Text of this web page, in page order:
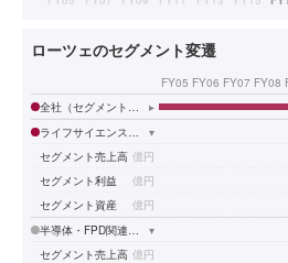
ローツェのセグメント変遷
FY05 FY06 FY07 FY08
▸
▾
セグメント売上高 億円
セグメント利益
億円
セグメント資産
億円
▾
セグメント売上高 億円